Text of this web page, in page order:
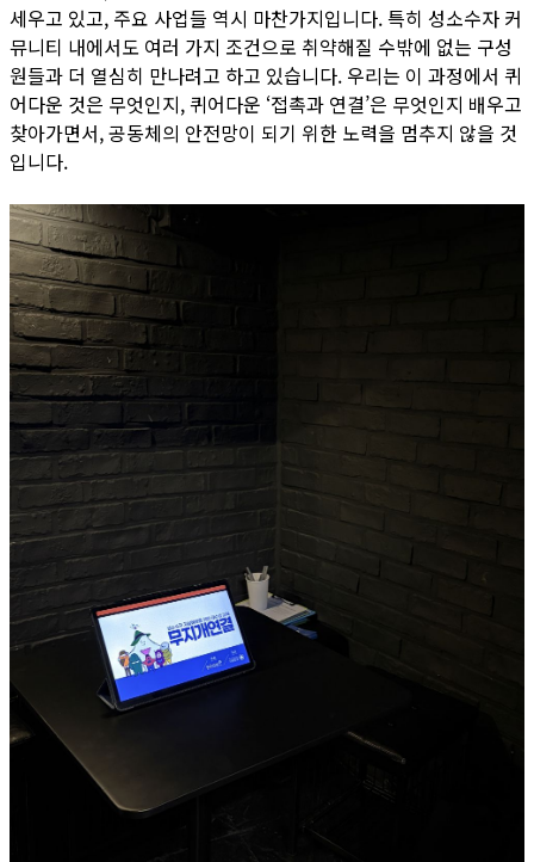
세우고 있고, 주요 사업들 역시 마찬가지입니다. 특히 성소수자 커
뮤니티 내에서도 여러 가지 조건으로 취약해질 수밖에 없는 구성
원들과 더 열심히 만나려고 하고 있습니다. 우리는 이 과정에서 퀴
어다운 것은 무엇인지, 퀴어다운 ‘접촉과 연결’은 무엇인지 배우고
찾아가면서, 공동체의 안전망이 되기 위한 노력을 멈추지 않을 것
입니다.